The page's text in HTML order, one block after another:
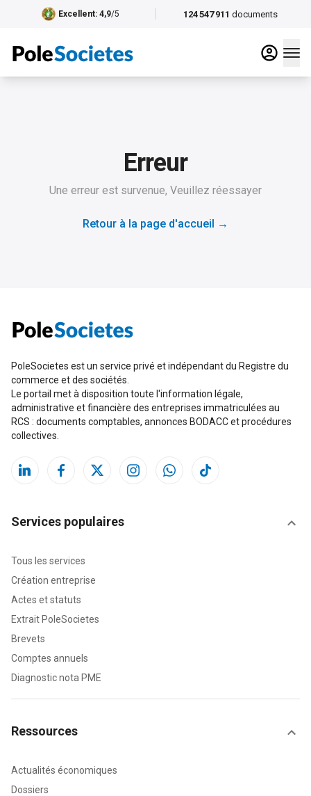
124 547 911 documents
Excellent: 4,9/5
Erreur
Une erreur est survenue, Veuillez réessayer
Retour à la page d'accueil →
PoleSocietes est un service privé et indépendant du Registre du
commerce et des sociétés.
Le portail met à disposition toute l'information légale,
administrative et financière des entreprises immatriculées au
RCS : documents comptables, annonces BODACC et procédures
collectives.
Services populaires
Tous les services
Création entreprise
Actes et statuts
Extrait PoleSocietes
Brevets
Comptes annuels
Diagnostic nota PME
Ressources
Actualités économiques
Dossiers